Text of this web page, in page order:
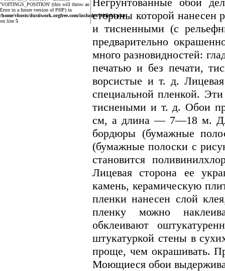
'VOITINGS_POSITION' (this will throw an
Error in a future version of PHP) in
/home/vhosts/dustiwork.orgfree.com/includes/leftfield.php
on line 5
стороны которой нанесен
и тисненными (с
предварительно
много разновидностей:
печатью и без печати,
ворсистые и т. д.
специальной пленкой.
тиснеными и т. д. Обои
см, а длина — 7—18 м.
бордюры (бумажные
(бумажные полоски с
становится
Лицевая сторона ее
камень, керамическую
пленки нанесен слой
пленку можно
обклеивают
штукатуркой стены в
проще, чем окрашивать.
Моющиеся обои